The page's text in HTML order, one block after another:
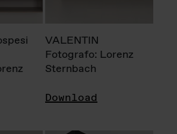
VALENTIN
Fotografo: Lorenz
Sternbach
Download